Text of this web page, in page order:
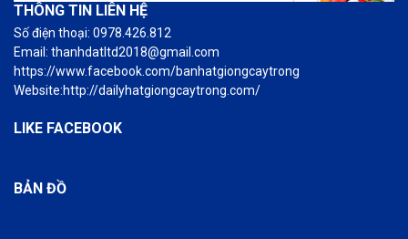
THÔNG TIN LIÊN HỆ
Số điện thoại: 0978.426.812
Email: thanhdatltd2018@gmail.com
https://www.facebook.com/banhatgiongcaytrong
Website:http://dailyhatgiongcaytrong.com/
LIKE FACEBOOK
BẢN ĐỒ